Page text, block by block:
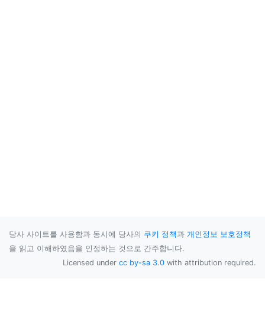
당사 사이트를 사용함과 동시에 당사의 쿠키 정책과 개인정보 보호정책
을 읽고 이해하였음을 인정하는 것으로 간주합니다.
Licensed under cc by-sa 3.0 with attribution required.